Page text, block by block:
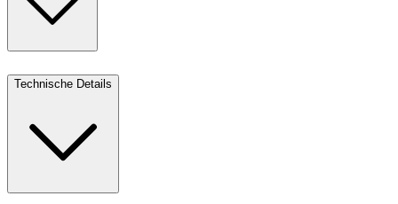
Technische Details